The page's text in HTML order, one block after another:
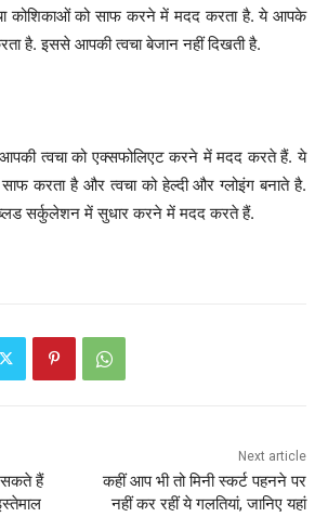
कोशिकाओं को साफ करने में मदद करता है. ये आपके
है. इससे आपकी त्वचा बेजान नहीं दिखती है.
त्वचा को एक्सफोलिएट करने में मदद करते हैं. ये
करता है और त्वचा को हेल्दी और ग्लोइंग बनाते है.
ब्लड सर्कुलेशन में सुधार करने में मदद करते हैं.
सकते हैं
Next article
कहीं आप भी तो मिनी स्कर्ट पहनने पर
नहीं कर रहीं ये गलतियां, जानिए यहां